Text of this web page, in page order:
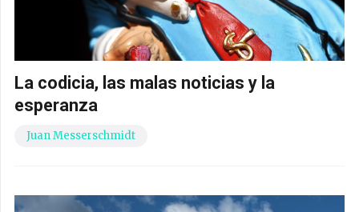
La codicia, las malas noticias y la
esperanza
Juan Messerschmidt